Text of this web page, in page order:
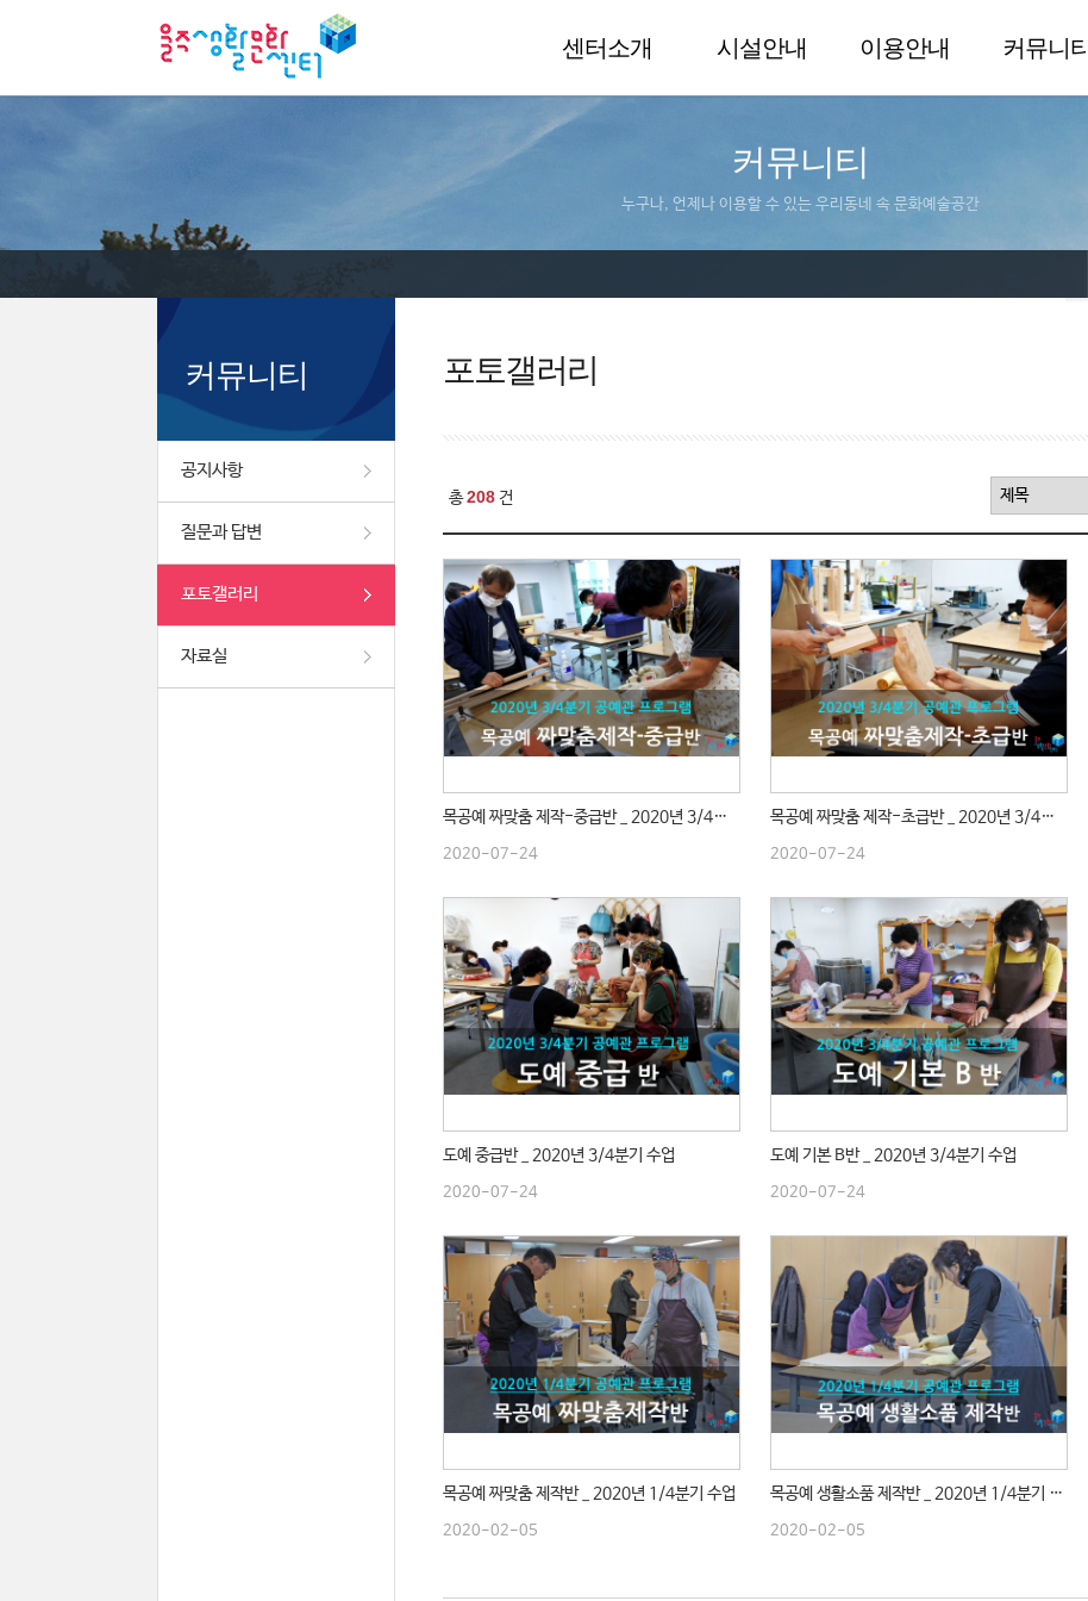
센터소개 시설안내 이용안내 커뮤니티
커뮤니티
누구나, 언제나 이용할 수 있는 우리동네 속 문화예술공간
커뮤니티
공지사항
질문과 답변
포토갤러리
자료실
포토갤러리
총208 건
목공예 짜맞춤 제작-중급반 _ 2020년 3/4분기 수업
2020-07-24
목공예 짜맞춤 제작-초급반 _ 2020년 3/4분기 수업
2020-07-24
도예 중급반 _ 2020년 3/4분기 수업
2020-07-24
도예 기본 B반 _ 2020년 3/4분기 수업
2020-07-24
목공예 짜맞춤 제작반 _ 2020년 1/4분기 수업
2020-02-05
목공예 생활소품 제작반 _ 2020년 1/4분기 수업
2020-02-05